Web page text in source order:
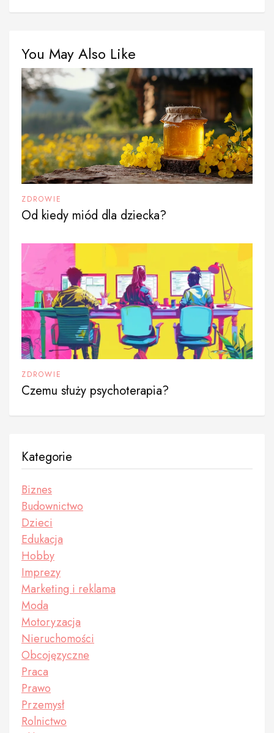
You May Also Like
ZDROWIE
Od kiedy miód dla dziecka?
ZDROWIE
Czemu służy psychoterapia?
Kategorie
Biznes
Budownictwo
Dzieci
Edukacja
Hobby
Imprezy
Marketing i reklama
Moda
Motoryzacja
Nieruchomości
Obcojęzyczne
Praca
Prawo
Przemysł
Rolnictwo